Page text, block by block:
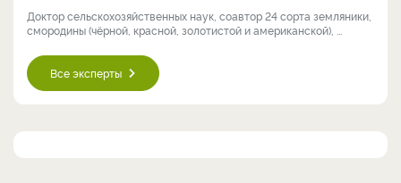
Доктор сельскохозяйственных наук, соавтор 24 сорта земляники,
смородины (чёрной, красной, золотистой и американской), ...
Все эксперты